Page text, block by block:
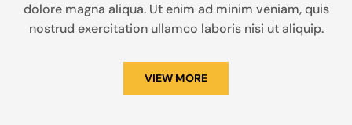
dolore magna aliqua. Ut enim ad minim veniam, quis
nostrud exercitation ullamco laboris nisi ut aliquip.
VIEW MORE